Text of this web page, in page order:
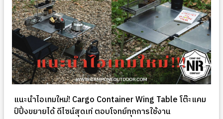
แนะนำไอเทมใหม่! Cargo Container Wing Table โต๊ะแคม
ป์ปิ้งขยายได้ ดีไซน์สุดเท่ ตอบโจทย์ทุกการใช้งาน